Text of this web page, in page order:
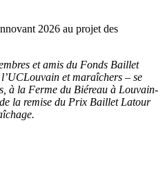
2026 au projet des
et amis du Fonds Baillet
et maraîchers – se
à la Ferme du Biéreau à Louvain-
la remise du Prix Baillet Latour